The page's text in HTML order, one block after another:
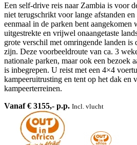
Een self-drive reis naar Zambia is voor
niet terugschrikt voor lange afstanden
eenmaal in de parken bent aangekomen
uitgestrekte en vrijwel onaangetaste
grote verschil met omringende landen is
zijn. Deze voorbeeldroute van ca. 3
nationale parken, maar ook een bezoek
is inbegrepen. U reist met een 4×4
kampeeruitrusting en tent op het dak en
kampeerterreinen.
Vanaf € 3155,- p.p. Incl. vlucht